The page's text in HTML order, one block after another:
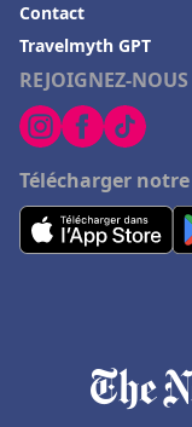
REJOIGNEZ-NOUS
Télécharger
Contact
Travelmyth GPT